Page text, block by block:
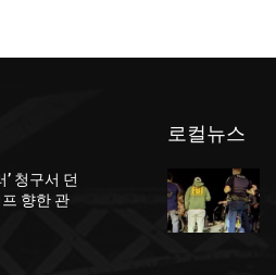
’ 청구서 던
향한 관
로컬뉴스